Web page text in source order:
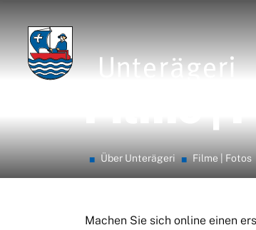
Über Unterägeri Filme | Fotos
Machen Sie sich online einen